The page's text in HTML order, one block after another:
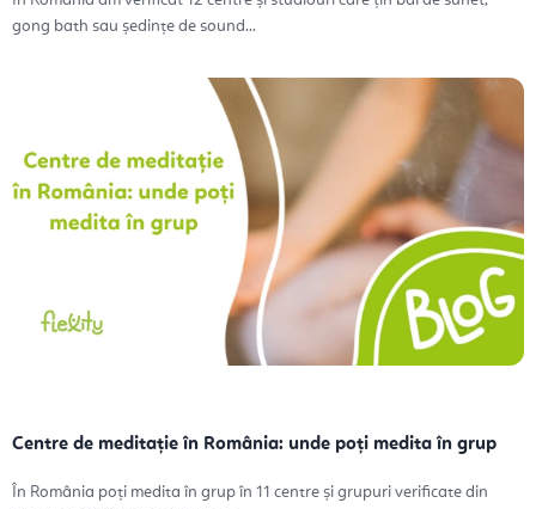
gong bath sau ședințe de sound...
Centre de meditație în România: unde poți medita în grup
În România poți medita în grup în 11 centre și grupuri verificate din